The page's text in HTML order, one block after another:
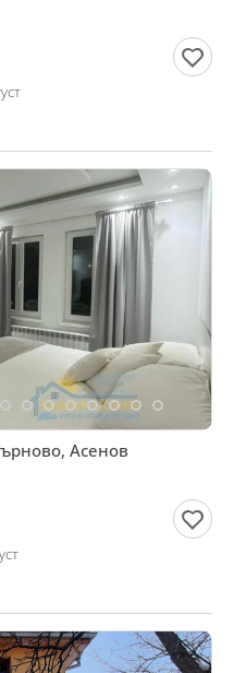
Асенов